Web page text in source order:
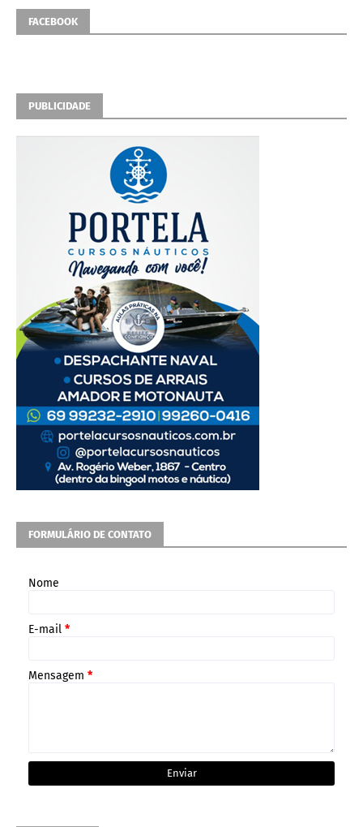
FACEBOOK
PUBLICIDADE
FORMULÁRIO DE CONTATO
Nome
E-mail *
Mensagem *